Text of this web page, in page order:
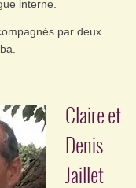
interne.
par deux
Claire et
Denis
Jaillet